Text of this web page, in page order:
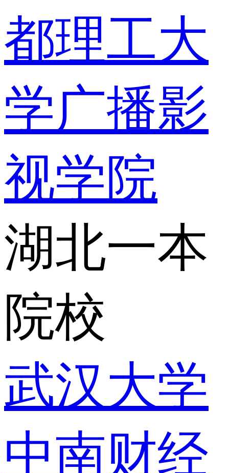
都理工大
学广播影
视学院
湖北一本
院校
武汉大学
中南财经